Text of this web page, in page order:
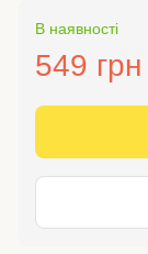
В наявності
549 грн